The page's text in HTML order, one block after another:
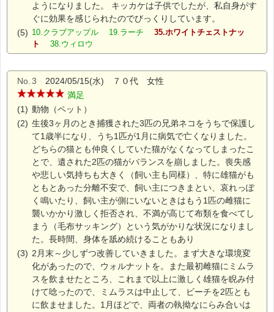
ようになりました。 キッカケは子供でしたが、私自身がす
ぐに効果を感じられたのでびっくりしています。
(5) 10.クラブアップル 19.ラーチ 35.ホワイトチェストナッ
ト
38.ウィロウ
No. 3 2024/05/15(水) ７０代 女性
満足
(1) 動物（ペット）
(2) 生後3ヶ月のとき捕獲された3匹の兄弟ネコをうちで保護し
て1歳半になり、うち1匹が1月に病気で亡くなりました。
どちらの猫とも仲良くしていた猫がなくなってしまったこ
とで、遺された2匹の猫がバランスを崩しました。喪失感
や悲しい気持ちも大きく（飼い主も同様）、特に雄猫がも
ともとあった分離不安で、飼い主につきまとい、哀れっぽ
く鳴いたり、飼い主が側にいないときはもう1匹の雌猫に
襲いかかり激しく拒否され、不満が高じて布類を食べてし
まう（毛布サッキング）という気がかりな状況になりまし
た。長時間、身体を舐め続けることもあり
(3) 2月末～少しずつ改善していきました。まず大きな環境変
化があったので、ウォルナットを。また最初雌猫にミムラ
スを飲ませたところ、これまで以上に激しく雄猫を睨み付
けて唸ったので、ミムラスは中止して、ビーチを2匹とも
に飲ませました。1月ほどで、両者の執拗なにらみ合いは